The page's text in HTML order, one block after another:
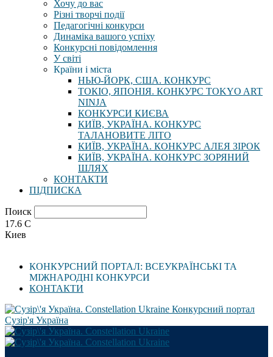
Хочу до вас
Різні творчі події
Педагогічні конкурси
Динаміка вашого успіху
Конкурсні повідомлення
У світі
Країни і міста
НЬЮ-ЙОРК, США. КОНКУРС
ТОКІО, ЯПОНІЯ. КОНКУРС TOKYO ART
NINJA
КОНКУРСИ КИЄВА
КИЇВ, УКРАЇНА. КОНКУРС
ТАЛАНОВИТЕ ЛІТО
КИЇВ, УКРАЇНА. КОНКУРС АЛЕЯ ЗІРОК
КИЇВ, УКРАЇНА. КОНКУРС ЗОРЯНИЙ
ШЛЯХ
КОНТАКТИ
ПІДПИСКА
Поиск
17.6 C
Киев
КОНКУРСНИЙ ПОРТАЛ: ВСЕУКРАЇНСЬКІ ТА
МІЖНАРОДНІ КОНКУРСИ
КОНТАКТИ
Конкурсний портал
Сузір'я Україна